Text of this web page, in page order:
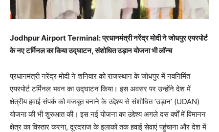
Jodhpur Airport Terminal: प्रधानमंत्री नरेंद्र मोदी ने जोधपुर एयरपोर्ट
के नए टर्मिनल का किया उद्घाटन, संशोधित उड़ान योजना भी लॉन्च
प्रधानमंत्री नरेंद्र मोदी ने शनिवार को राजस्थान के जोधपुर में नवनिर्मित
एयरपोर्ट टर्मिनल भवन का उद्घाटन किया। इस अवसर पर उन्होंने देश में
क्षेत्रीय हवाई संपर्क को मजबूत बनाने के उद्देश्य से संशोधित ‘उड़ान’ (UDAN)
योजना की भी शुरुआत की। इस नई योजना का उद्देश्य अगले दस वर्षों में विमानन
क्षेत्र का विस्तार करना, दूरदराज के इलाकों तक हवाई सेवाएं पहुंचाना और देश में